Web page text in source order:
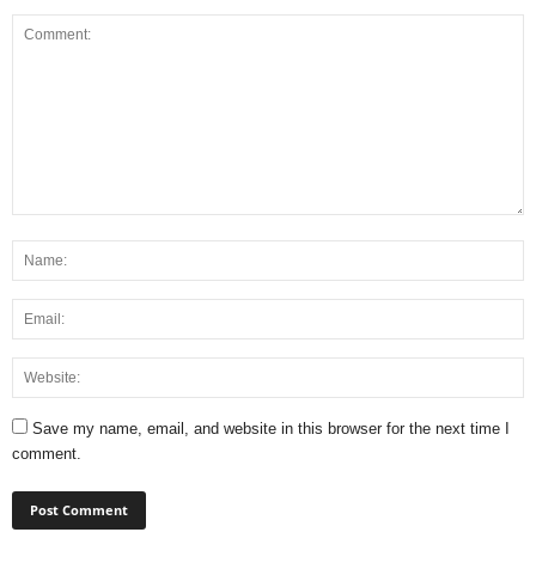
Save my name, email, and website in this browser for the next time I
comment.